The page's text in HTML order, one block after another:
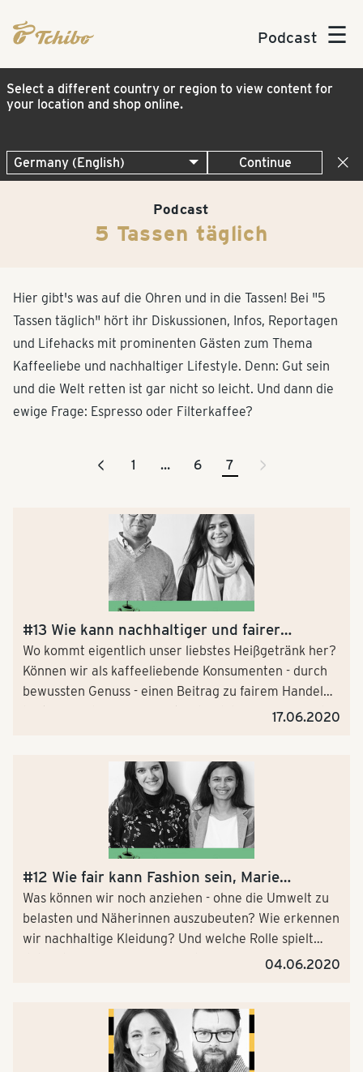
Podcast ☰
Select a different country or region to view content for
your location and shop online.
Continue
Podcast
5 Tassen täglich
Hier gibt's was auf die Ohren und in die Tassen! Bei "5
Tassen täglich" hört ihr Diskussionen, Infos, Reportagen
und Lifehacks mit prominenten Gästen zum Thema
Kaffeeliebe und nachhaltiger Lifestyle. Denn: Gut sein
und die Welt retten ist gar nicht so leicht. Und dann die
ewige Frage: Espresso oder Filterkaffee?
< 1 … 6 7 >
#13 Wie kann nachhaltiger und fairer
Kaffeeanbau gelingen?
Wo kommt eigentlich unser liebstes Heißgetränk her?
Können wir als kaffeeliebende Konsumenten - durch
bewussten Genuss - einen Beitrag zu fairem Handel
leisten? Und wie engagiert sich Tchibo? Im Gespräch
Nachhaltigkeitschef der Martin Bauer Group (Tee,
Früchte, Kräuter).
17.06.2020
#12 Wie fair kann Fashion sein, Marie
Nasemann?
Was können wir noch anziehen - ohne die Umwelt zu
belasten und Näherinnen auszu­beuten? Wie erkennen
wir nachhaltige Kleidung? Und welche Rolle spielt
dabei der Grüne Knopf? In Folge #11 von „5 Tassen
Großmütter, Produk­ti­ons­be­din­gungen, Bayern - und
04.06.2020